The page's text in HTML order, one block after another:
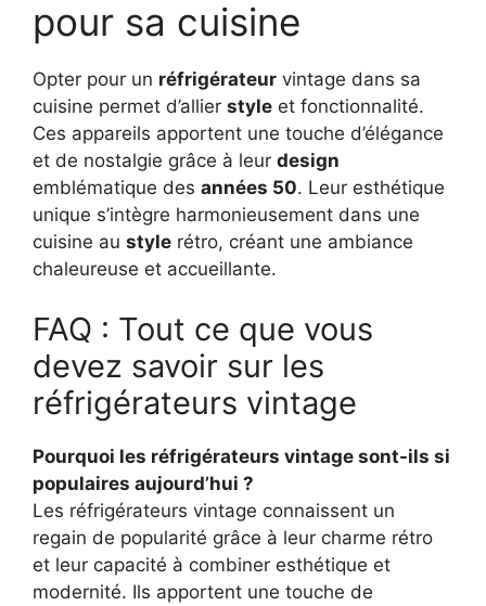
pour sa cuisine
Opter pour un réfrigérateur vintage dans sa
cuisine permet d’allier style et fonctionnalité.
Ces appareils apportent une touche d’élégance
et de nostalgie grâce à leur design
emblématique des années 50. Leur esthétique
unique s’intègre harmonieusement dans une
cuisine au style rétro, créant une ambiance
chaleureuse et accueillante.
FAQ : Tout ce que vous
devez savoir sur les
réfrigérateurs vintage
Pourquoi les réfrigérateurs vintage sont-ils si
populaires aujourd’hui ?
Les réfrigérateurs vintage connaissent un
regain de popularité grâce à leur charme rétro
et leur capacité à combiner esthétique et
modernité. Ils apportent une touche de